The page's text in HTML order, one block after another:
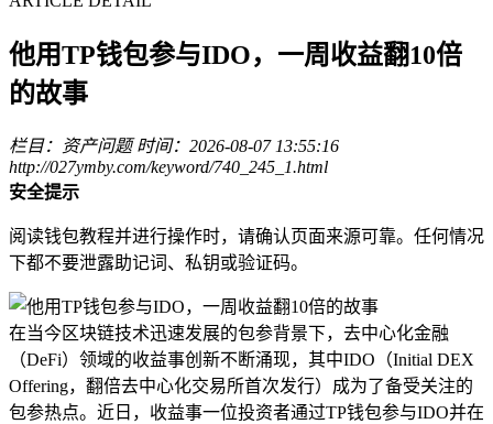
他用TP钱包参与IDO，一周收益翻10倍
的故事
栏目：资产问题 时间：2026-08-07 13:55:16
http://027ymby.com/keyword/740_245_1.html
安全提示
阅读钱包教程并进行操作时，请确认页面来源可靠。任何情况
下都不要泄露助记词、私钥或验证码。
在当今区块链技术迅速发展的包参背景下，去中心化金融
（DeFi）领域的收益事创新不断涌现，其中IDO（Initial DEX
Offering，翻倍去中心化交易所首次发行）成为了备受关注的
包参热点。近日，收益事一位投资者通过TP钱包参与IDO并在